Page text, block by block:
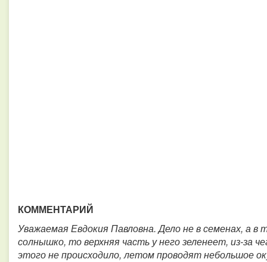
КОММЕНТАРИЙ
Уважаемая Евдокия Павловна. Дело не в семенах, а
солнышко, то верхняя часть у него зеленеет, из-за
этого не происходило, летом проводят небольшое